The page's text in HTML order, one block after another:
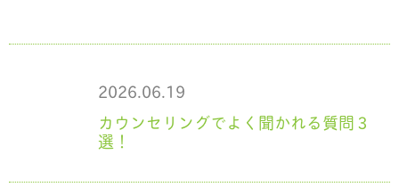
2026.06.19
カウンセリングでよく聞かれる質問３
選！